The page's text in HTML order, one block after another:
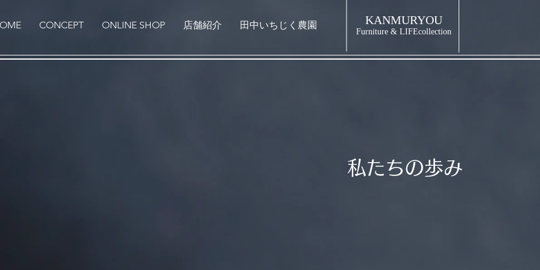
CONCEPT ONLINE SHOP 店舗紹介 田中いちじく農園 KANMURYOU
Furniture & LIFEcollection
私たちの歩み